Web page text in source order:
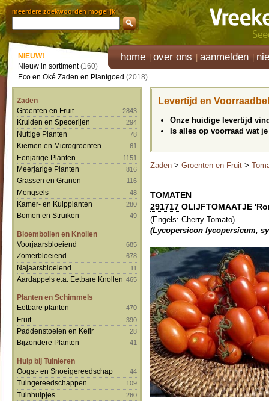
meerdere zoekwoorden mogelijk
home over ons aanmelden
NIEUW!
Nieuw in sortiment(160)
Eco en Oké Zaden en Plantgoed (2018)
Zaden
Groenten en Fruit
2843
Kruiden en Specerijen 294
Nuttige Planten 78
Kiemen en Microgroenten 61
Eenjarige Planten 1151
Meerjarige Planten 816
Grassen en Granen 116
Mengsels 48
Kamer- en Kuipplanten 280
Bomen en Struiken 49
Bloembollen en Knollen
Voorjaarsbloeiend
685
Zomerbloeiend 678
Najaarsbloeiend 11
Aardappels e.a. Eetbare Knollen 465
Planten en Schimmels
Eetbare planten
470
Fruit 390
Paddenstoelen en Kefir 28
Bijzondere Planten 41
Hulp bij Tuinieren
Oogst- en Snoeigereedschap
44
Tuingereedschappen 109
Tuinhulpjes 260
Levertijd en
Onze huidige levertijd
Is alles op voorraad wat
Zaden > Groenten en Fruit >
TOMATEN
291717 OLIJFTOMAATJE
(Engels: Cherry Tomato)
(Lycopersicon lycopersicum,